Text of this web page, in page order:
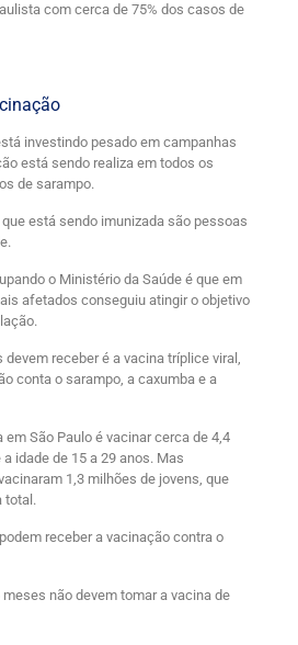
com cerca de 75% dos casos de
investindo pesado em campanhas
está sendo realiza em todos os
de sarampo.
está sendo imunizada são pessoas
o Ministério da Saúde é que em
afetados conseguiu atingir o objetivo
receber é a vacina tríplice viral,
conta o sarampo, a caxumba e a
em São Paulo é vacinar cerca de 4,4
idade de 15 a 29 anos. Mas
1,3 milhões de jovens, que
total.
receber a vacinação contra o
não devem tomar a vacina de